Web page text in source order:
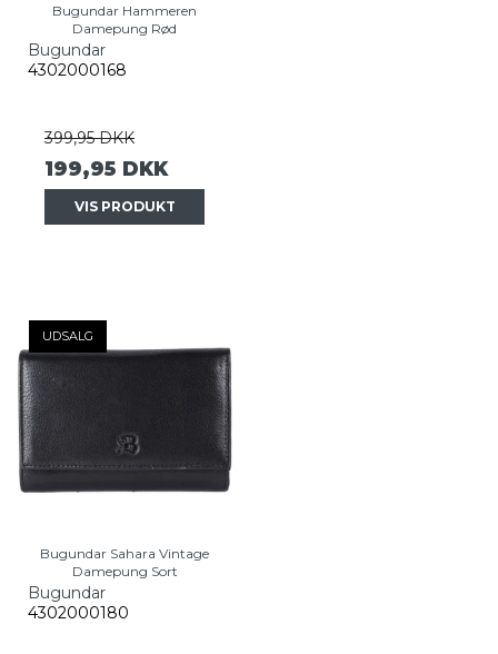
Bugundar Hammeren
Damepung Rød
Bugundar
4302000168
399,95 DKK
199,95 DKK
VIS PRODUKT
UDSALG
Bugundar Sahara Vintage
Damepung Sort
Bugundar
4302000180